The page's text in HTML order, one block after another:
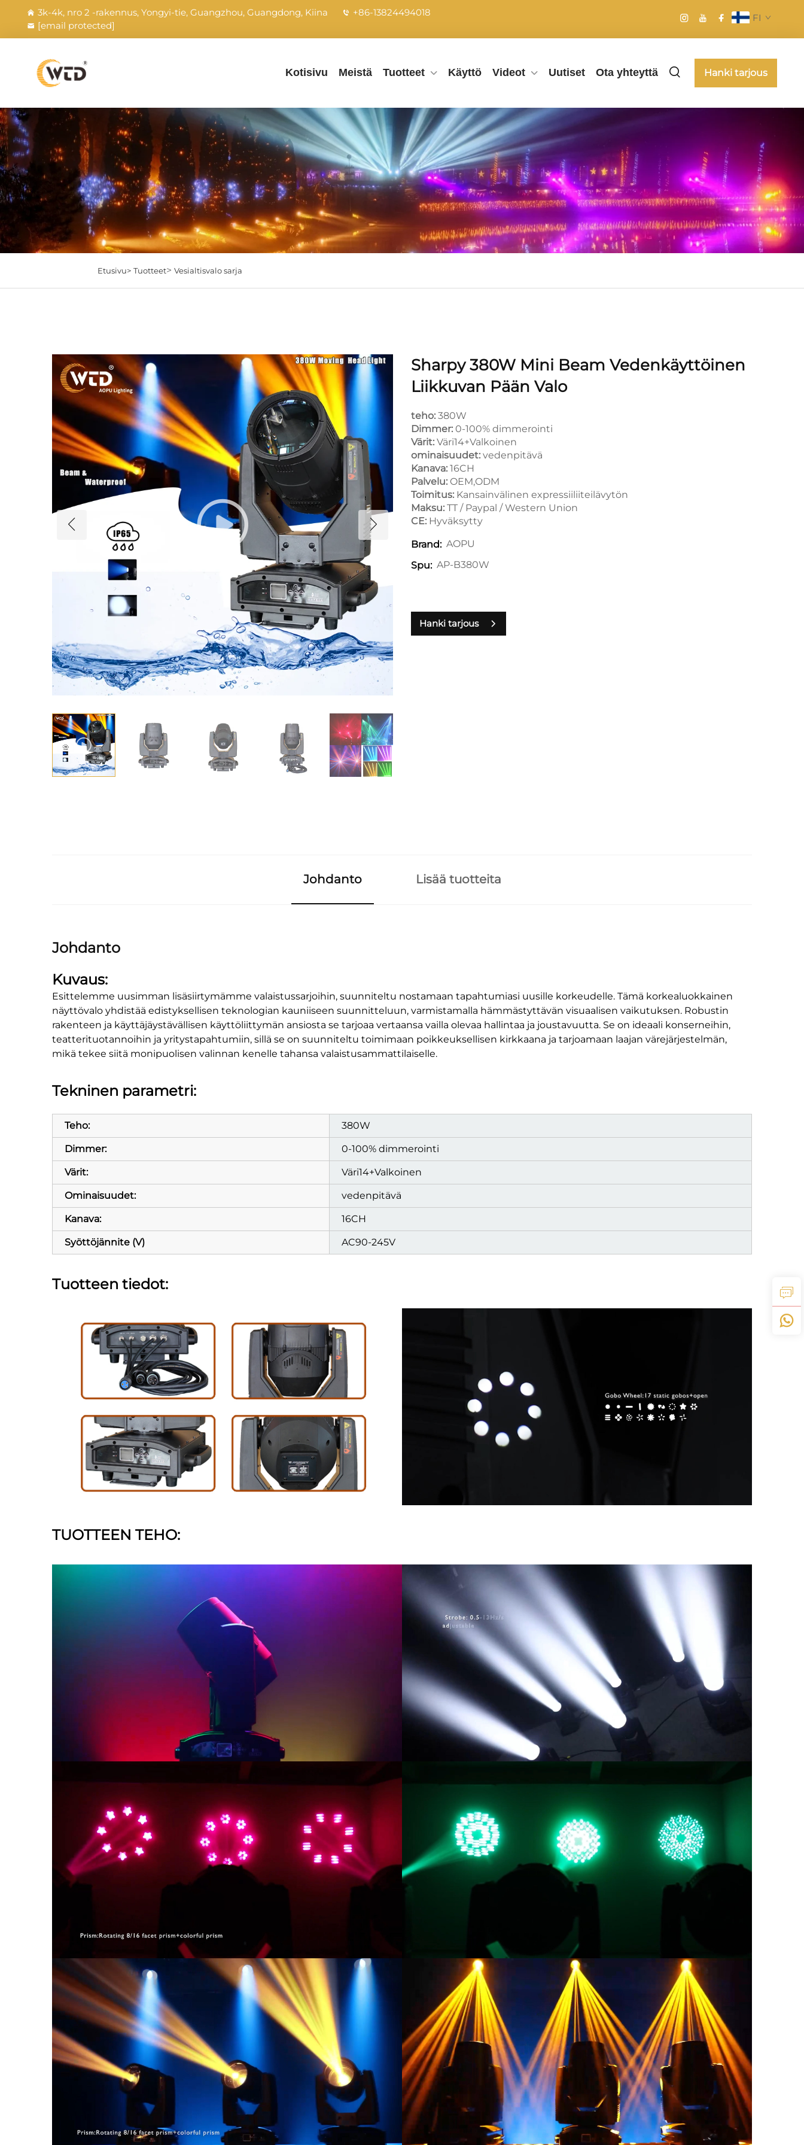
3k-4k, nro 2 -rakennus, Yongyi-tie, Guangzhou, Guangdong, Kiina
+86-13824494018
[email protected]
FI
Kotisivu Meistä Tuotteet Käyttö Videot Uutiset Ota yhteyttä Hanki tarjous
Etusivu> Tuotteet> Vesialtisvalo sarja
Sharpy 380W Mini Beam Vedenkäyttöinen
Liikkuvan Pään Valo
teho: 380W
Dimmer: 0-100% dimmerointi
Värit: Väri14+Valkoinen
ominaisuudet: vedenpitävä
Kanava: 16CH
Palvelu: OEM,ODM
Toimitus: Kansainvälinen expressiiliiteilävytön
Maksu: TT / Paypal / Western Union
CE: Hyväksytty
Brand: AOPU
Spu: AP-B380W
Hanki tarjous
Johdanto Lisää tuotteita
Johdanto
Kuvaus:
Esittelemme uusimman lisäsiirtymämme valaistussarjoihin, suunniteltu nostamaan tapahtumiasi uusille korkeudelle. Tämä korkealuokkainen
näyttövalo yhdistää edistyksellisen teknologian kauniiseen suunnitteluun, varmistamalla hämmästyttävän visuaalisen vaikutuksen. Robustin
rakenteen ja käyttäjäystävällisen käyttöliittymän ansiosta se tarjoaa vertaansa vailla olevaa hallintaa ja joustavuutta. Se on ideaali konserneihin,
teatterituotannoihin ja yritystapahtumiin, sillä se on suunniteltu toimimaan poikkeuksellisen kirkkaana ja tarjoamaan laajan värejärjestelmän,
mikä tekee siitä monipuolisen valinnan kenelle tahansa valaistusammattilaiselle.
Tekninen parametri:
Teho: 380W
Dimmer: 0-100% dimmerointi
Värit: Väri14+Valkoinen
Ominaisuudet: vedenpitävä
Kanava: 16CH
Syöttöjännite (V) AC90-245V
Tuotteen tiedot:
TUOTTEEN TEHO: